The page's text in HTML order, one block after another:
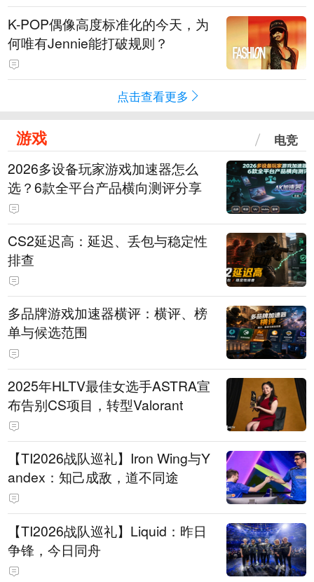
K-POP偶像高度标准化的今天，为
何唯有Jennie能打破规则？
点击查看更多
游戏 电竞
2026多设备玩家游戏加速器怎么
选？6款全平台产品横向测评分享
CS2延迟高：延迟、丢包与稳定性
排查
多品牌游戏加速器横评：横评、榜
单与候选范围
2025年HLTV最佳女选手ASTRA宣
布告别CS项目，转型Valorant
【TI2026战队巡礼】Iron Wing与Y
andex：知己成敌，道不同途
【TI2026战队巡礼】Liquid：昨日
争锋，今日同舟